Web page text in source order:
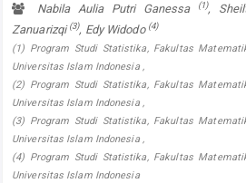
Nabila Aulia Putri Ganessa (1),
Zanuarizqi(3), Edy Widodo (4)
(1) Program Studi Statistika, Fakultas
Universitas Islam Indonesia ,
(2) Program Studi Statistika, Fakultas
Universitas Islam Indonesia ,
(3) Program Studi Statistika, Fakultas
Universitas Islam Indonesia ,
(4) Program Studi Statistika, Fakultas
Universitas Islam Indonesia